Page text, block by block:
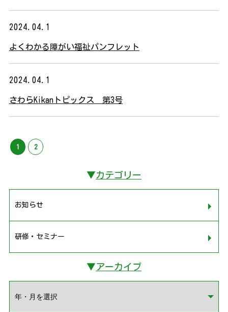
▼カテゴリー
お知らせ
研修・セミナー
▼アーカイブ
2024.04.1
よくわかる障がい福祉パンフレット
2024.04.1
さわらKikanトピックス 第3号
1 2